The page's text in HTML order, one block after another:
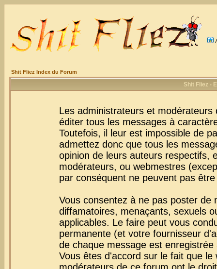
Shit Fliez Index du Forum
Shit Fliez -
Les administrateurs et
éditer tous les messages à
Toutefois, il leur est impossible de
admettez donc que tous les
opinion de leurs auteurs respectifs,
modérateurs, ou webmestres
par conséquent ne peuvent pas
Vous consentez à ne pas poster de
diffamatoires, menaçants, sexuels
applicables. Le faire peut vous
permanente (et votre fournisseur
de chaque message est
Vous êtes d'accord sur le fait que